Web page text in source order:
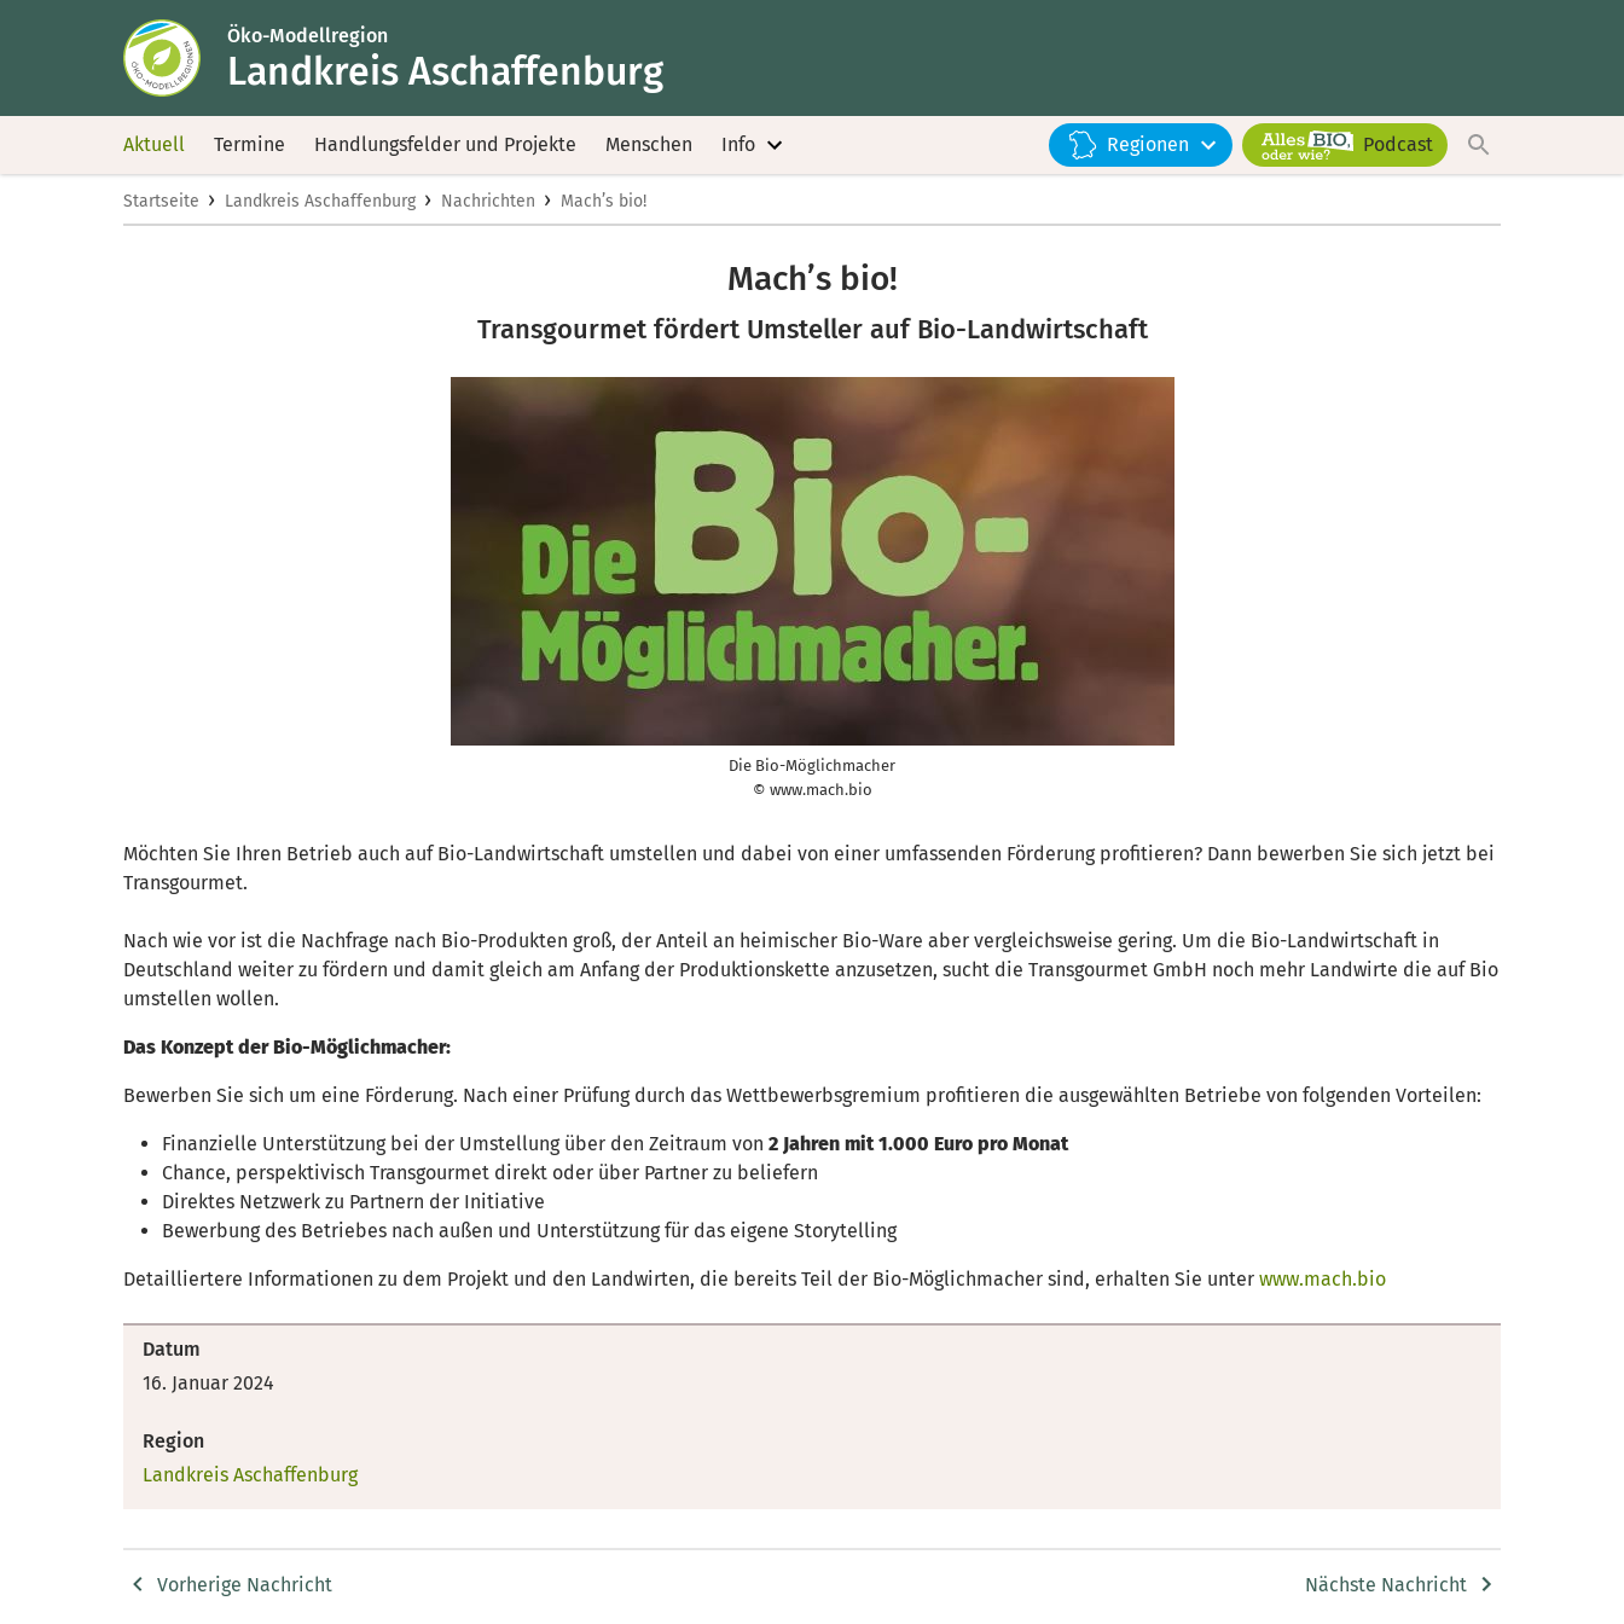
Öko-Modellregion
Landkreis Aschaffenburg
Aktuell Termine Handlungsfelder und Projekte Menschen Info Regionen Podcast
Startseite › Landkreis Aschaffenburg › Nachrichten › Mach’s bio!
Mach’s bio!
Transgourmet fördert Umsteller auf Bio-Landwirtschaft
Die Bio-Möglichmacher
© www.mach.bio
Möchten Sie Ihren Betrieb auch auf Bio-Landwirtschaft umstellen und dabei von einer umfassenden Förderung profitieren? Dann bewerben Sie sich jetzt bei
Transgourmet.
Nach wie vor ist die Nachfrage nach Bio-Produkten groß, der Anteil an heimischer Bio-Ware aber vergleichsweise gering. Um die Bio-Landwirtschaft in
Deutschland weiter zu fördern und damit gleich am Anfang der Produktionskette anzusetzen, sucht die Transgourmet GmbH noch mehr Landwirte die auf Bio
umstellen wollen.
Das Konzept der Bio-Möglichmacher:
Bewerben Sie sich um eine Förderung. Nach einer Prüfung durch das Wettbewerbsgremium profitieren die ausgewählten Betriebe von folgenden Vorteilen:
Finanzielle Unterstützung bei der Umstellung über den Zeitraum von 2 Jahren mit 1.000 Euro pro Monat
Chance, perspektivisch Transgourmet direkt oder über Partner zu beliefern
Direktes Netzwerk zu Partnern der Initiative
Bewerbung des Betriebes nach außen und Unterstützung für das eigene Storytelling
Detailliertere Informationen zu dem Projekt und den Landwirten, die bereits Teil der Bio-Möglichmacher sind, erhalten Sie unter www.mach.bio
Datum
16. Januar 2024
Region
Landkreis Aschaffenburg
Vorherige Nachricht Nächste Nachricht